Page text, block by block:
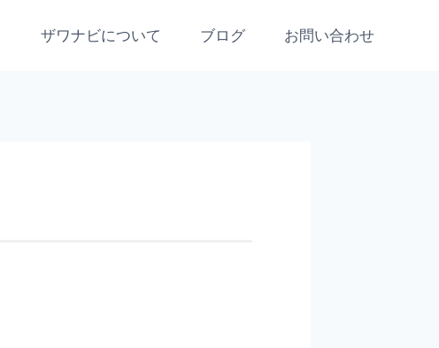
ザワナビについて ブログ お問い合わせ